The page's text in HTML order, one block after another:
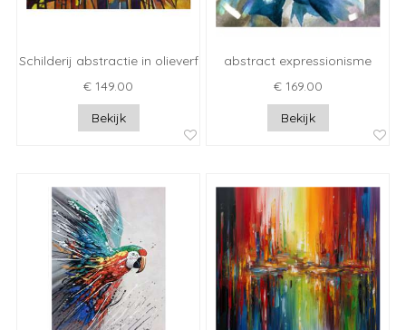
Schilderij abstractie in olieverf
€ 149.00
Bekijk
abstract expressionisme
€ 169.00
Bekijk